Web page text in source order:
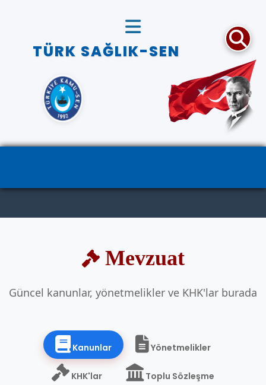
TÜRK SAĞLIK-SEN
Mevzuat
Güncel kanunlar, yönetmelikler ve KHK'lar burada
Kanunlar Yönetmelikler
KHK'lar Toplu Sözleşme